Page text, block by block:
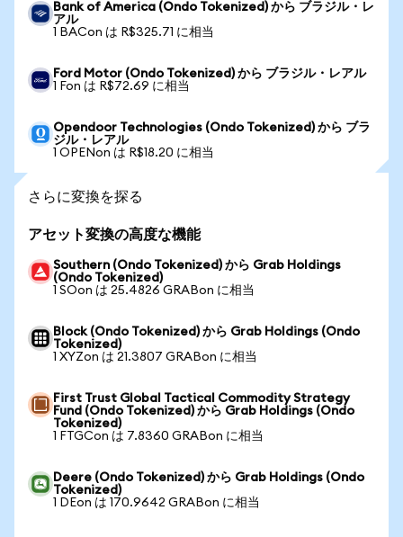
Bank of America (Ondo Tokenized) から ブラジル・レ
アル
1 BACon は R$325.71 に相当
Ford Motor (Ondo Tokenized) から ブラジル・レアル
1 Fon は R$72.69 に相当
Opendoor Technologies (Ondo Tokenized) から ブラ
ジル・レアル
1 OPENon は R$18.20 に相当
さらに変換を探る
アセット変換の高度な機能
Southern (Ondo Tokenized) から Grab Holdings
(Ondo Tokenized)
1 SOon は 25.4826 GRABon に相当
Block (Ondo Tokenized) から Grab Holdings (Ondo
Tokenized)
1 XYZon は 21.3807 GRABon に相当
First Trust Global Tactical Commodity Strategy
Fund (Ondo Tokenized) から Grab Holdings (Ondo
Tokenized)
1 FTGCon は 7.8360 GRABon に相当
Deere (Ondo Tokenized) から Grab Holdings (Ondo
Tokenized)
1 DEon は 170.9642 GRABon に相当